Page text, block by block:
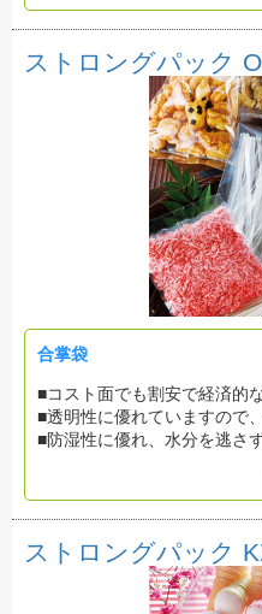
ストロングパック
合掌袋
■コスト面でも割安で経済的
■透明性に優れていますので
■防湿性に優れ、水分を逃さ
ストロングパック